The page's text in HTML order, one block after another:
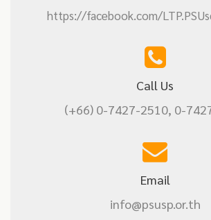
https://facebook.com/
Call Us
(+66) 0-7427-2510, 0-
Email
info@psusp.or.th